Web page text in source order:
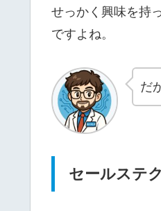
せっかく興味を持
ですよね。
だ
セールステ